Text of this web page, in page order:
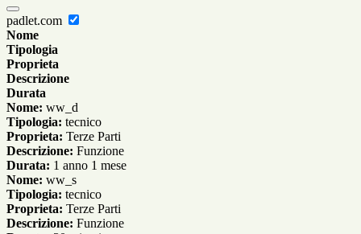
padlet.com
Nome
Tipologia
Proprieta
Descrizione
Durata
Nome: ww_d
Tipologia: tecnico
Proprieta: Terze Parti
Descrizione: Funzione
Durata: 1 anno 1 mese
Nome: ww_s
Tipologia: tecnico
Proprieta: Terze Parti
Descrizione: Funzione